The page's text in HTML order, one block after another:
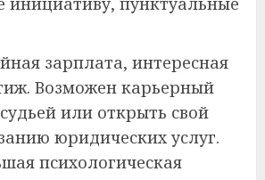
зарплата, интересная
Возможен карьерный
или открыть свой
юридических услуг.
психологическая